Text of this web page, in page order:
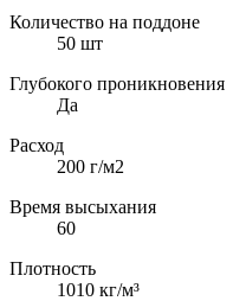
Количество на поддоне
50 шт
Глубокого проникновения
Да
Расход
200 г/м2
Время высыхания
60
Плотность
1010 кг/м³